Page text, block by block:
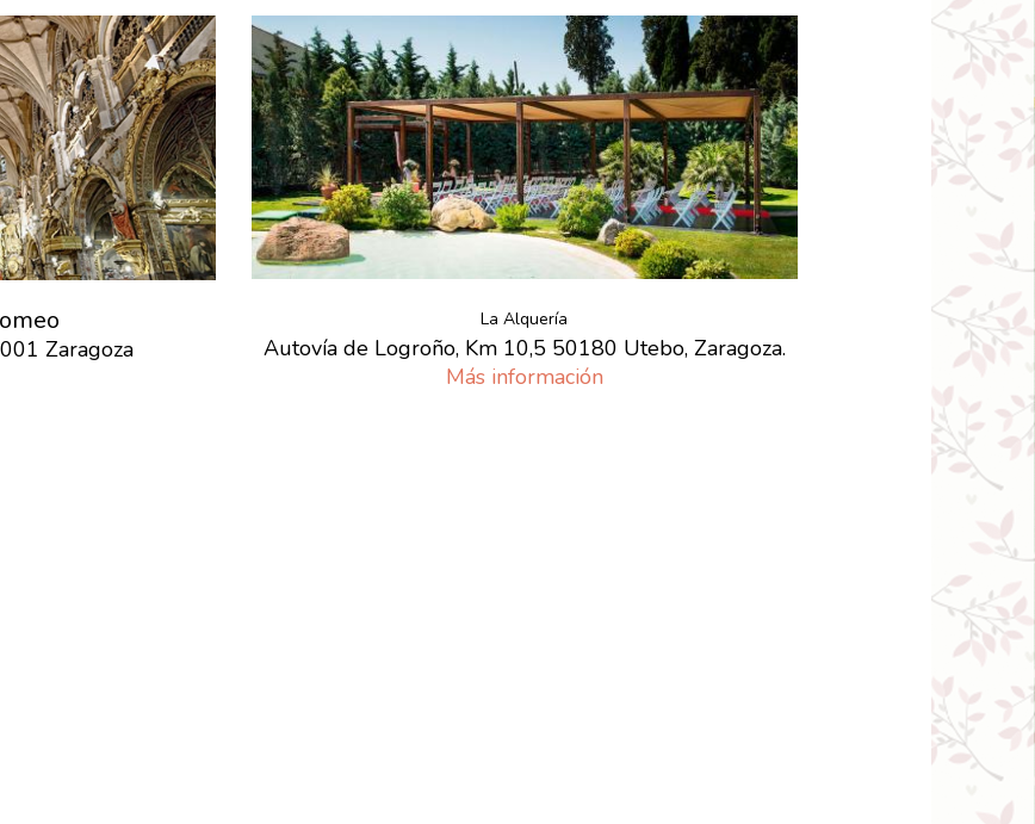
Zaragoza
La Alquería
Autovía de Logroño, Km 10,5 50180 Utebo, Zaragoza.
Más información